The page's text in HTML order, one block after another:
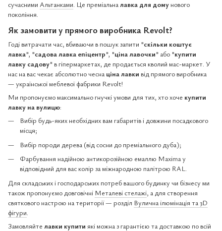
сучасними Альтанками. Це преміальналавка для дому нового
покоління.
Як замовити у прямого виробника Revolt?
Годі витрачати час, вбиваючи в пошук запити "скільки коштує
лавка", "садова лавка епіцентр", "ціна лавочки" або "купити
лавку садову" в гіпермаркетах, де продається кволий мас-маркет. У
нас на вас чекає абсолютно чесна ціна лавки від прямого виробника
— української меблевої фабрики Revolt!
Ми пропонуємо максимально гнучкі умови для тих, хто хоче купити
лавку на вулицю:
Вибір будь-яких необхідних вам габаритів і довжини посадкового
місця;
Вибір породи дерева (від сосни до преміального дуба);
Фарбування надійною антикорозійною емаллю Maxima у
відповідний для вас колір за міжнародною палітрою RAL.
Для складських і господарських потреб вашого будинку чи бізнесу ми
також пропонуємо довговічні Металеві стелажі, а для створення
святкового настрою на території — розділ Вулична ілюмінація та 3D
фігури
Замовляйте лавки купити які можна з гарантією та доставкою по всій